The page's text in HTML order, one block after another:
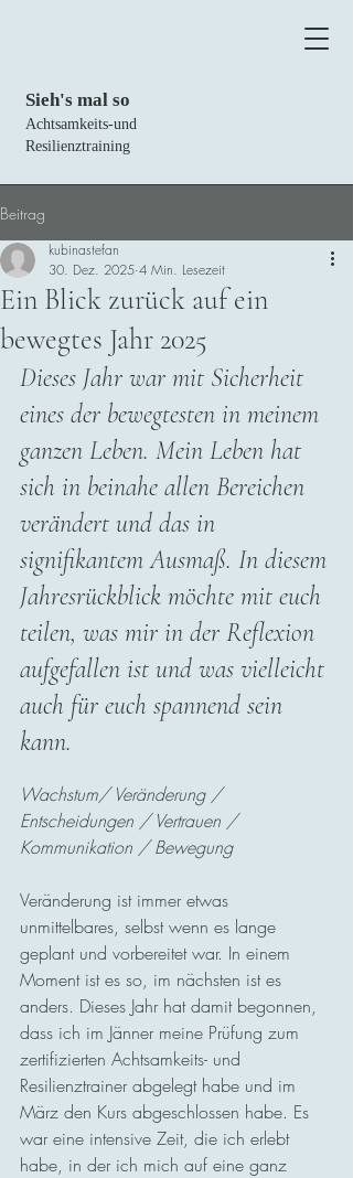
Sieh's mal so
Achtsamkeits-und
Resilienztraining
Beitrag
Ein Blick zurück auf ein
bewegtes Jahr 2025
kubinastefan
30. Dez. 2025 4 Min. Lesezeit
Dieses Jahr war mit Sicherheit
eines der bewegtesten in meinem
ganzen Leben. Mein Leben hat
sich in beinahe allen Bereichen
verändert und das in
signifikantem Ausmaß. In diesem
Jahresrückblick möchte mit euch
teilen, was mir in der Reflexion
aufgefallen ist und was vielleicht
auch für euch spannend sein
kann.
Wachstum/ Veränderung /
Entscheidungen / Vertrauen /
Kommunikation / Bewegung
Veränderung ist immer etwas
unmittelbares, selbst wenn es lange
geplant und vorbereitet war. In einem
Moment ist es so, im nächsten ist es
anders. Dieses Jahr hat damit begonnen,
dass ich im Jänner meine Prüfung zum
zertifizierten Achtsamkeits- und
Resilienztrainer abgelegt habe und im
März den Kurs abgeschlossen habe. Es
war eine intensive Zeit, die ich erlebt
habe, in der ich mich auf eine ganz